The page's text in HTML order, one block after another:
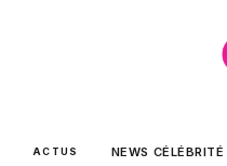
ACTUS NEWS CÉLÉBRITÉ